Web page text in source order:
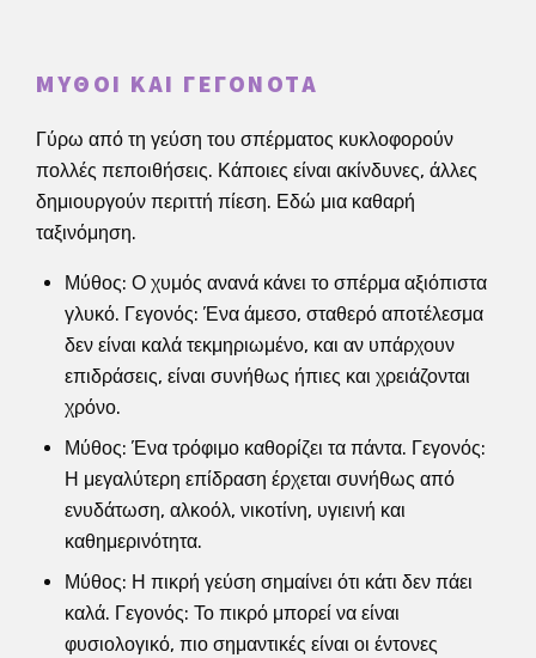
ΜΎΘΟΙ ΚΑΙ ΓΕΓΟΝΌΤΑ
Γύρω από τη γεύση του σπέρματος κυκλοφορούν
πολλές πεποιθήσεις. Κάποιες είναι ακίνδυνες, άλλες
δημιουργούν περιττή πίεση. Εδώ μια καθαρή
ταξινόμηση.
Μύθος: Ο χυμός ανανά κάνει το σπέρμα αξιόπιστα
γλυκό. Γεγονός: Ένα άμεσο, σταθερό αποτέλεσμα
δεν είναι καλά τεκμηριωμένο, και αν υπάρχουν
επιδράσεις, είναι συνήθως ήπιες και χρειάζονται
χρόνο.
Μύθος: Ένα τρόφιμο καθορίζει τα πάντα. Γεγονός:
Η μεγαλύτερη επίδραση έρχεται συνήθως από
ενυδάτωση, αλκοόλ, νικοτίνη, υγιεινή και
καθημερινότητα.
Μύθος: Η πικρή γεύση σημαίνει ότι κάτι δεν πάει
καλά. Γεγονός: Το πικρό μπορεί να είναι
φυσιολογικό, πιο σημαντικές είναι οι έντονες